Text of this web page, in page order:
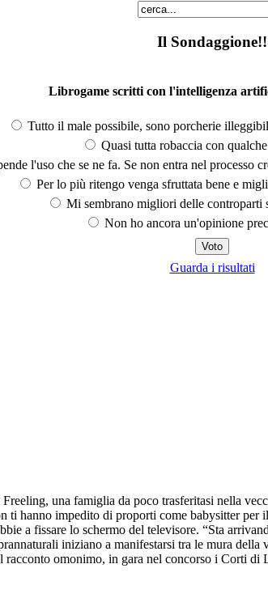
Il Sondaggione!!
Librogame scritti con l'intelligenza
Tutto il male possibile, sono porcherie
Quasi tutta robaccia con
l'uso che se ne fa. Se non entra nel processo
Per lo più ritengo venga sfruttata bene e
Mi sembrano migliori delle controparti
Non ho ancora un'opinione
Guarda i risultati
una famiglia da poco trasferitasi nella
ti hanno impedito di proporti come babysitter
a fissare lo schermo del televisore. “Sta
iniziano a manifestarsi tra le mura
racconto omonimo, in gara nel concorso i Corti di